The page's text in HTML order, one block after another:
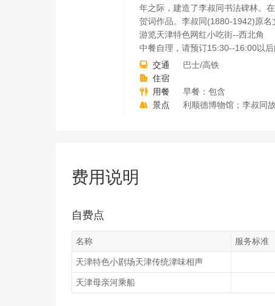
年之际，建造了李叔同书法碑林。
贺词作品。李叔同(1880-1942)原名
游览天津特色网红小吃街--西北角
中餐自理，请预订15:30--16:00以
 交通 巴士/高铁
 住宿
 用餐 早餐：包含
 景点 利顺德博物馆；李叔同
费用说明
自费点
名称 服务标准
天津特色小剧场天津传统津味相声
天津母亲河乘船